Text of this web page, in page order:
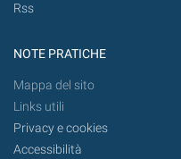
Rss
NOTE PRATICHE
Mappa del sito
Links utili
Privacy e cookies
Accessibilità